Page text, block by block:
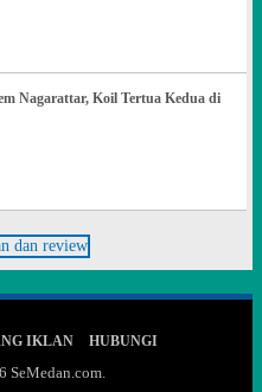
Nagarattar, Koil Tertua Kedua di
IKLAN
HUBUNGI
SeMedan.com.